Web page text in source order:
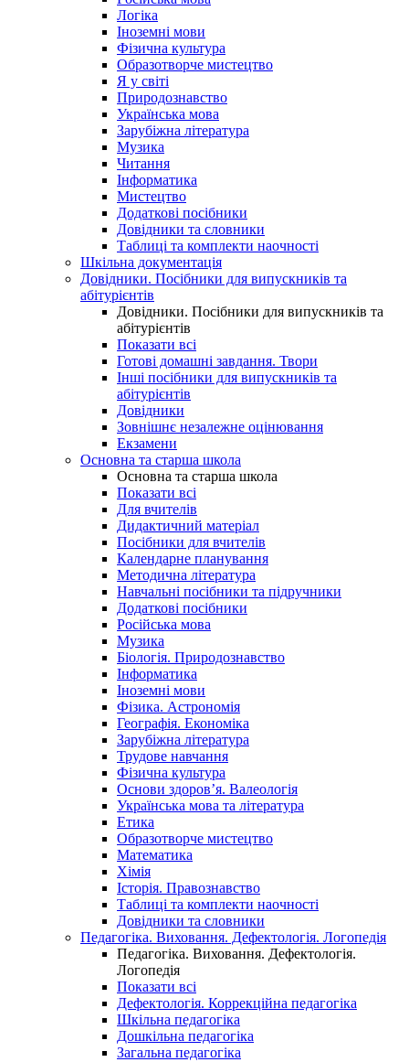
Логіка
Іноземні мови
Фізична культура
Образотворче мистецтво
Я у світі
Природознавство
Українська мова
Зарубіжна література
Музика
Читання
Інформатика
Мистецтво
Додаткові посібники
Довідники та словники
Таблиці та комплекти наочності
Шкільна документація
Довідники. Посібники для випускників та
абітурієнтів
Довідники. Посібники для випускників та
абітурієнтів
Показати всі
Готові домашні завдання. Твори
Інші посібники для випускників та
абітурієнтів
Довідники
Зовнішнє незалежне оцінювання
Екзамени
Основна та старша школа
Основна та старша школа
Показати всі
Для вчителів
Дидактичний матеріал
Посібники для вчителів
Календарне планування
Методична література
Навчальні посібники та підручники
Додаткові посібники
Російська мова
Музика
Біологія. Природознавство
Інформатика
Іноземні мови
Фізика. Астрономія
Географія. Економіка
Зарубіжна література
Трудове навчання
Фізична культура
Основи здоров’я. Валеологія
Українська мова та література
Етика
Образотворче мистецтво
Математика
Хімія
Історія. Правознавство
Таблиці та комплекти наочності
Довідники та словники
Педагогіка. Виховання. Дефектологія. Логопедія
Педагогіка. Виховання. Дефектологія.
Логопедія
Показати всі
Дефектологія. Коррекційна педагогіка
Шкільна педагогіка
Дошкільна педагогіка
Загальна педагогіка